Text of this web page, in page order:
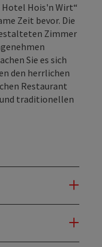
Hois'n Wirt“
Zeit bevor. Die
Zimmer
Sie es sich
den herrlichen
Restaurant
traditionellen